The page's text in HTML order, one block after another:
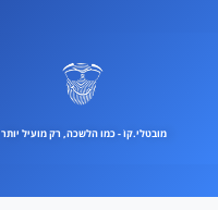
מובטלי.קוֹ - כמו הלשכה, רק מועיל יותר